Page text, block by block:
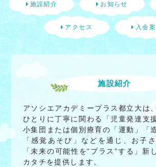
施設紹介 お知らせ
アクセス 入会
施設紹介
アソシエアカデミープラス都立大は
ひとりに丁寧に関わる「児童発達支
小集団または個別療育の「運動」「
「感覚あそび」などを通じ、お子
「未来の可能性を“プラス”する」新
カタチを提供します。